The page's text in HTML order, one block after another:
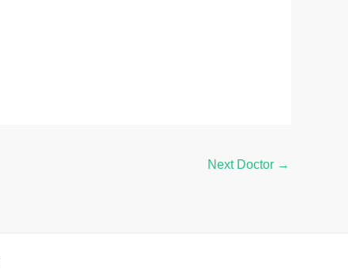
Next Doctor →